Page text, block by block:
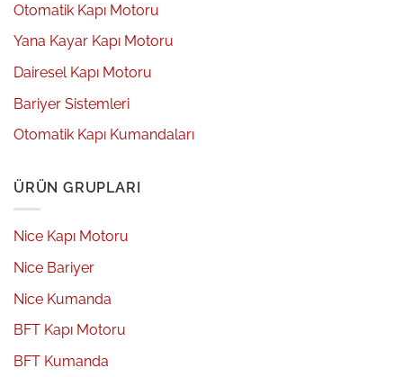
Otomatik Kapı Motoru
Yana Kayar Kapı Motoru
Dairesel Kapı Motoru
Bariyer Sistemleri
Otomatik Kapı Kumandaları
ÜRÜN GRUPLARI
Nice Kapı Motoru
Nice Bariyer
Nice Kumanda
BFT Kapı Motoru
BFT Kumanda